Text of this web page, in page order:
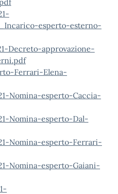
esperto-esterno-
Decreto-approvazione-
Ferrari-Elena-
Nomina-esperto-Caccia-
Nomina-esperto-Dal-
Nomina-esperto-Ferrari-
Nomina-esperto-Gaiani-